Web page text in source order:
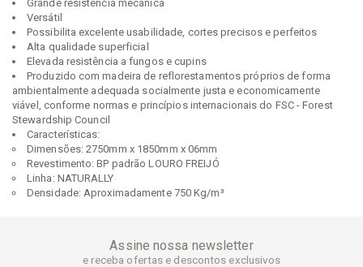
Grande resistência mecânica
Versátil
Possibilita excelente usabilidade, cortes precisos e perfeitos
Alta qualidade superficial
Elevada resistência a fungos e cupins
Produzido com madeira de reflorestamentos próprios de forma
ambientalmente adequada socialmente justa e economicamente
viável, conforme normas e princípios internacionais do FSC - Forest
Stewardship Council
Características:
Dimensões: 2750mm x 1850mm x 06mm
Revestimento: BP padrão LOURO FREIJÓ
Linha: NATURALLY
Densidade: Aproximadamente 750 Kg/m³
Assine nossa newsletter
e receba ofertas e descontos exclusivos